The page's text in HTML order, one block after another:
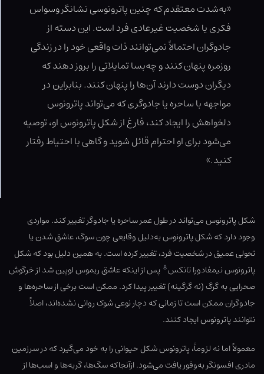
«به‌شدت معتقدم که چنین پاترونوسی نشانگر وسواس
فکری یا شخصیت غیرعادی فرد است. این دسته از
جادوگران احتمالاً نمی‌توانند ذات واقعی خود را در زندگی
روزمره پنهان کنند و چه‌بسا تمایلاتی را بروز دهند که
دیگران دوست دارند آن‌ها را پنهان کنند. بنابراین در
مواجهه با ساحره یا جادوگری که می‌تواند پاترونوس
دلخواهش را ایجاد کند، فارغ از شکل پاترونوس او، توصیه
می‌شود برای او احترام قائل شوید و گاهی با احتیاط رفتار
کنید.»
شکل پاترونوس می‌تواند در طول عمر ساحره یا جادوگر تغییر کند. مواردی
وجود دارد که شکل پاترونوس به‌دلیل وقایعی چون سوگ، عاشق شدن یا
تحولی عمیق در شخصیت فرد، تغییر کرده است. به همین دلیل بود که شکل
پاترونوس نیمفادورا تانکس8 پس از اینکه عاشق ریموس لوپین شد از خرگوش
صحرایی به گرگ (نه گرگینه) تغییر پیدا کرد. ممکن است برخی از ساحره‌ها و
جادوگران ممکن است تا زمانی که دچار نوعی شوک روانی نشده‌اند، اصلاً
نتوانند پاترونوس ایجاد کنند.
معمولاً اما نه لزوماً، پاترونوس شکل حیوانی را به خود می‌گیرد که در سرزمین
مادری افسونگر به‌وفور یافت می‌شود. ازآنجاکه سگ‌ها، گربه‌ها و اسب‌ها از